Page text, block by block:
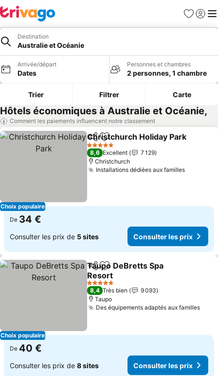
Favoris
Se
Destination
Australie et Océanie
Arrivée/départ
Dates
Personnes et chambres
2 personnes, 1 chambre
Trier Filtrer Carte
Hôtels économiques à Australie et Océanie,
Comment les paiements influencent notre classement
Choix populaire
PartagerAjouter à mes favoris
Christchurch Holiday Park
5 Étoiles
8,6 Excellent
7 129
Christchurch
Installations dédiées aux familles
De 34 €
Consulter les prix de 5 sites Consulter les prix
Choix populaire
PartagerAjouter à mes favoris
Taupo DeBretts Spa
Resort
Consulter les prix
5 Étoiles
8,4 Très bien
9 093
Taupo
Des équipements adaptés aux familles
De 40 €
Consulter les prix de 8 sites Consulter les prix